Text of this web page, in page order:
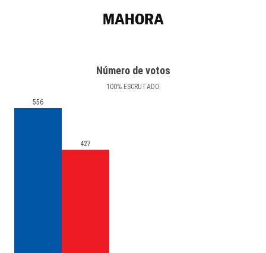
MAHORA
Número de votos
100% ESCRUTADO
556
427